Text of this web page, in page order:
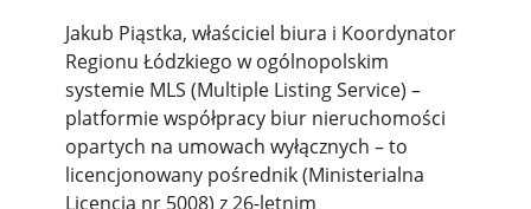
Jakub Piąstka, właściciel biura i Koordynator
Regionu Łódzkiego w ogólnopolskim
systemie MLS (Multiple Listing Service) –
platformie współpracy biur nieruchomości
opartych na umowach wyłącznych – to
licencjonowany pośrednik (Ministerialna
Licencja nr 5008) z 26-letnim